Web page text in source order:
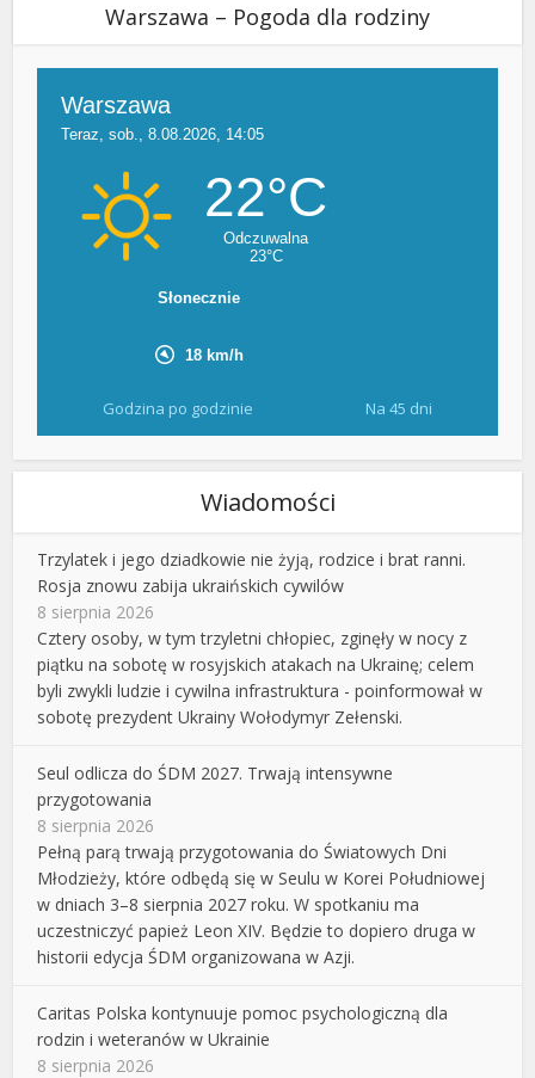
Warszawa – Pogoda dla rodziny
Godzina po godzinie Na 45 dni
Wiadomości
Trzylatek i jego dziadkowie nie żyją, rodzice i brat ranni.
Rosja znowu zabija ukraińskich cywilów
8 sierpnia 2026
Cztery osoby, w tym trzyletni chłopiec, zginęły w nocy z
piątku na sobotę w rosyjskich atakach na Ukrainę; celem
byli zwykli ludzie i cywilna infrastruktura - poinformował w
sobotę prezydent Ukrainy Wołodymyr Zełenski.
Seul odlicza do ŚDM 2027. Trwają intensywne
przygotowania
8 sierpnia 2026
Pełną parą trwają przygotowania do Światowych Dni
Młodzieży, które odbędą się w Seulu w Korei Południowej
w dniach 3–8 sierpnia 2027 roku. W spotkaniu ma
uczestniczyć papież Leon XIV. Będzie to dopiero druga w
historii edycja ŚDM organizowana w Azji.
Caritas Polska kontynuuje pomoc psychologiczną dla
rodzin i weteranów w Ukrainie
8 sierpnia 2026